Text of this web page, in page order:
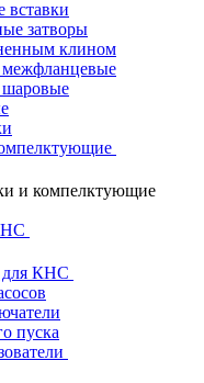
вставки
затворы
клином
и компелктующие
для КНС
пуска